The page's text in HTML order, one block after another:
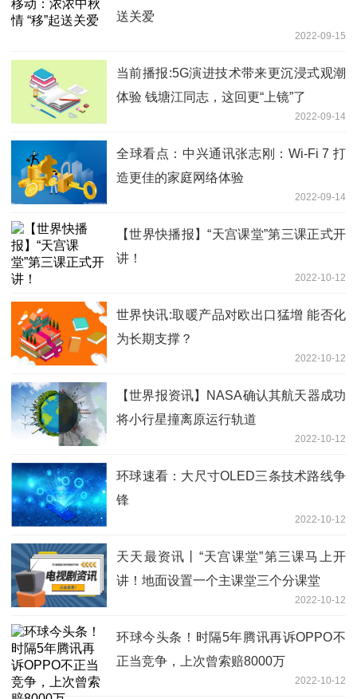
送关爱
2022-09-15
当前播报:5G演进技术带来更沉浸式观潮
体验 钱塘江同志，这回更“上镜”了
2022-09-14
全球看点：中兴通讯张志刚：Wi-Fi 7 打
造更佳的家庭网络体验
2022-09-14
【世界快播报】“天宫课堂”第三课正式开
讲！
2022-10-12
世界快讯:取暖产品对欧出口猛增 能否化
为长期支撑？
2022-10-12
【世界报资讯】NASA确认其航天器成功
将小行星撞离原运行轨道
2022-10-12
环球速看：大尺寸OLED三条技术路线争
锋
2022-10-12
天天最资讯丨“天宫课堂”第三课马上开
讲！地面设置一个主课堂三个分课堂
2022-10-12
环球今头条！时隔5年腾讯再诉OPPO不
正当竞争，上次曾索赔8000万
2022-10-12